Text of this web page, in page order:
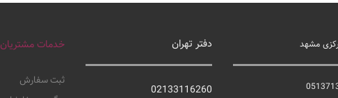
مشهد دفتر تهران
02133116260
خدمات مشتریان
ثبت سفارش